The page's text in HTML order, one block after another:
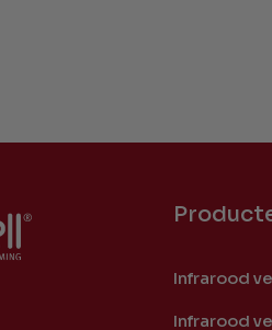
Infrarood
Infrarood